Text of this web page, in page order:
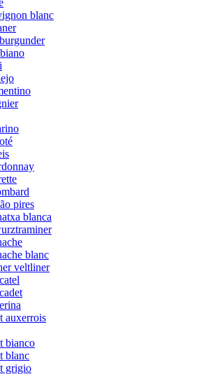
blanc
pires
blanca
blanc
veltliner
auxerrois
bianco
blanc
grigio